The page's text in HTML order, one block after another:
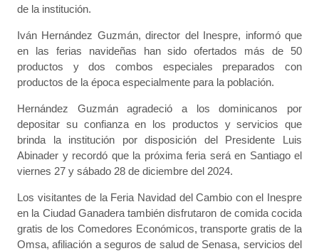
de la institución.
Iván Hernández Guzmán, director del Inespre, informó que
en las ferias navideñas han sido ofertados más de 50
productos y dos combos especiales preparados con
productos de la época especialmente para la población.
Hernández Guzmán agradeció a los dominicanos por
depositar su confianza en los productos y servicios que
brinda la institución por disposición del Presidente Luis
Abinader y recordó que la próxima feria será en Santiago el
viernes 27 y sábado 28 de diciembre del 2024.
Los visitantes de la Feria Navidad del Cambio con el Inespre
en la Ciudad Ganadera también disfrutaron de comida cocida
gratis de los Comedores Económicos, transporte gratis de la
Omsa, afiliación a seguros de salud de Senasa, servicios del